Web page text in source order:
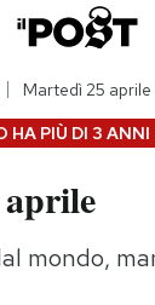
Auto
HA PIÙ DI 3 ANNI
Martedì 25
mondo,